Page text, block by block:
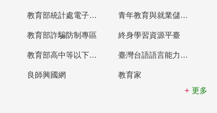
教育部統計處電子書櫃 青年教育與就業儲蓄帳戶
教育部詐騙防制專區 終身學習資源平臺
教育部高中等以下學校及幼兒園教師資格檢定考試 臺灣台語語言能力認證網站
良師興國網
教育家
更多